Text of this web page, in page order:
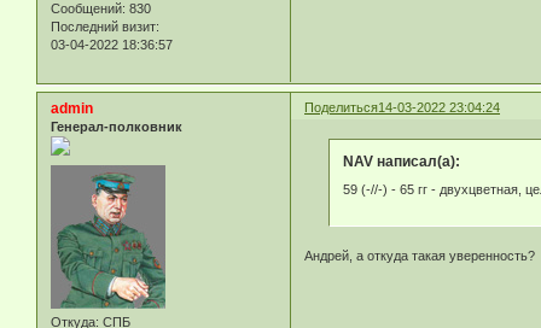
Сообщений: 830
Последний визит:
03-04-2022 18:36:57
Поделиться14-03-2022 23:04:24
admin
Генерал-полковник
Откуда: СПБ
NAV написал(а):
59 (-//-) - 65 гг - двухцветная,
Андрей, а откуда такая уверенность?